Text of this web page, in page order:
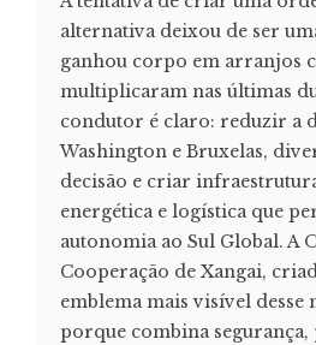
alternativa deixou de ser
ganhou corpo em arranjos
multiplicaram nas últimas
condutor é claro: reduzir a
Washington e Bruxelas,
decisão e criar
energética e logística que
autonomia ao Sul Global. A
Cooperação de Xangai,
emblema mais visível desse
porque combina segurança,